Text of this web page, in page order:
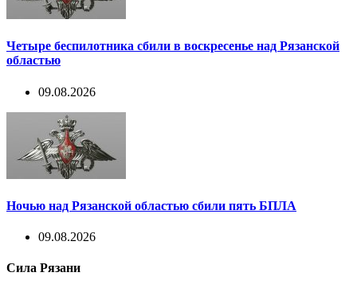
Четыре беспилотника сбили в воскресенье над Рязанской
областью
09.08.2026
Ночью над Рязанской областью сбили пять БПЛА
09.08.2026
Сила Рязани